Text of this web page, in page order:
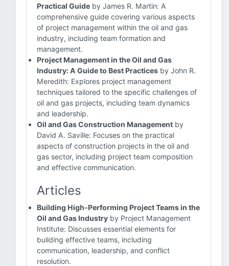
Practical Guide by James R. Martin: A
comprehensive guide covering various aspects
of project management within the oil and gas
industry, including team formation and
management.
Project Management in the Oil and Gas
Industry: A Guide to Best Practices by John R.
Meredith: Explores project management
techniques tailored to the specific challenges of
oil and gas projects, including team dynamics
and leadership.
Oil and Gas Construction Management by
David A. Saville: Focuses on the practical
aspects of construction projects in the oil and
gas sector, including project team composition
and effective communication.
Articles
Building High-Performing Project Teams in the
Oil and Gas Industry by Project Management
Institute: Discusses essential elements for
building effective teams, including
communication, leadership, and conflict
resolution.